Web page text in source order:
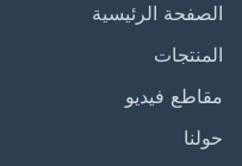
الرئيسية
فيديو